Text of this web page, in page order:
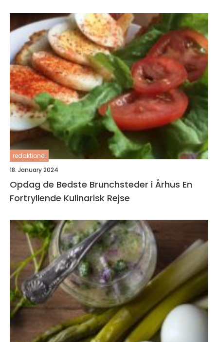
redaktionel
18. January 2024
Opdag de Bedste Brunchsteder i Århus En
Fortryllende Kulinarisk Rejse